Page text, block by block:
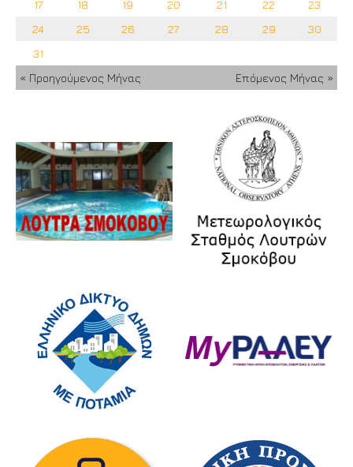
17 18 19 20 21 22
23
24
25 26 27 28 29
30
31
« Προηγούμενος Μήνας
Επόμενος Μήνας »